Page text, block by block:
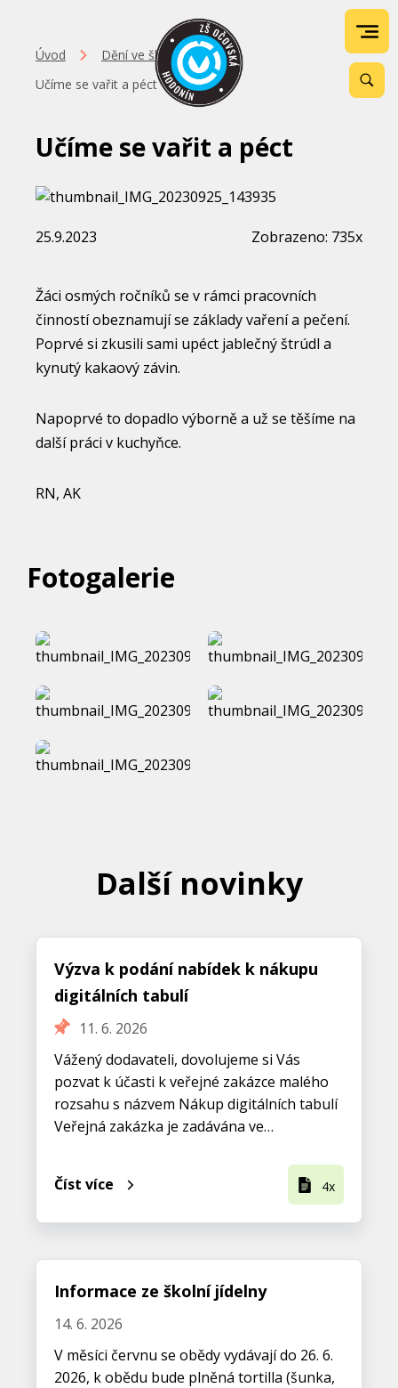
Úvod
Dění ve škole
Učíme se vařit a péct
Učíme se vařit a péct
25.9.2023 Zobrazeno: 735x
Žáci osmých ročníků se v rámci pracovních
činností obeznamují se základy vaření a pečení.
Poprvé si zkusili sami upéct jablečný štrúdl a
kynutý kakaový závin.
Napoprvé to dopadlo výborně a už se těšíme na
další práci v kuchyňce.
RN, AK
Fotogalerie
Další novinky
Výzva k podání nabídek k nákupu
digitálních tabulí
11. 6. 2026
Vážený dodavateli, dovolujeme si Vás
pozvat k účasti k veřejné zakázce malého
rozsahu s názvem Nákup digitálních tabulí
Veřejná zakázka je zadávána ve…
Číst více 4x
Informace ze školní jídelny
14. 6. 2026
V měsíci červnu se obědy vydávají do 26. 6.
2026, k obědu bude plněná tortilla (šunka,